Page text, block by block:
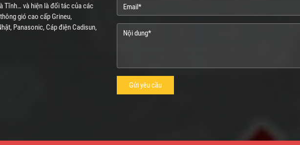
Tĩnh… và hiện là đối tác của các
gió cao cấp Grineu,
Panasonic, Cáp điện Cadisun,